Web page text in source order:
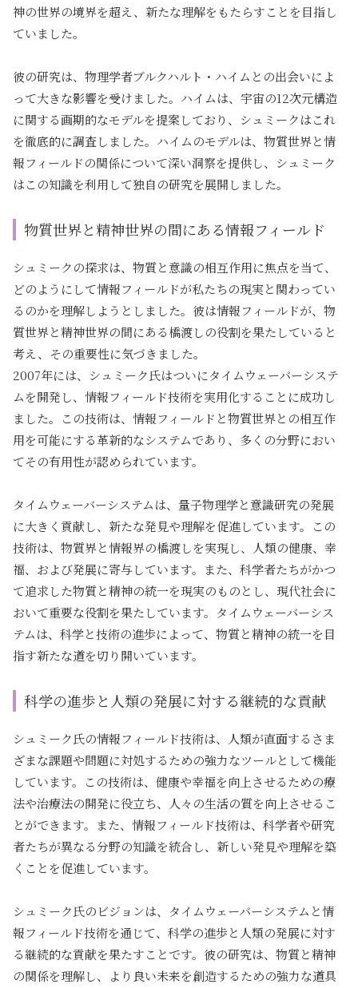
神の世界の境界を超え、新たな理解をもたらすことを目指し
ていました。
彼の研究は、物理学者ブルクハルト・ハイムとの出会いによ
って大きな影響を受けました。ハイムは、宇宙の12次元構造
に関する画期的なモデルを提案しており、シュミークはこれ
を徹底的に調査しました。ハイムのモデルは、物質世界と情
報フィールドの関係について深い洞察を提供し、シュミーク
はこの知識を利用して独自の研究を展開しました。
物質世界と精神世界の間にある情報フィールド
シュミークの探求は、物質と意識の相互作用に焦点を当て、
どのようにして情報フィールドが私たちの現実と関わってい
るのかを理解しようとしました。彼は情報フィールドが、物
質世界と精神世界の間にある橋渡しの役割を果たしていると
考え、その重要性に気づきました。
2007年には、シュミーク氏はついにタイムウェーバーシステ
ムを開発し、情報フィールド技術を実用化することに成功し
ました。この技術は、情報フィールドと物質世界との相互作
用を可能にする革新的なシステムであり、多くの分野におい
てその有用性が認められています。
タイムウェーバーシステムは、量子物理学と意識研究の発展
に大きく貢献し、新たな発見や理解を促進しています。この
技術は、物質界と情報界の橋渡しを実現し、人類の健康、幸
福、および発展に寄与しています。また、科学者たちがかつ
て追求した物質と精神の統一を現実のものとし、現代社会に
おいて重要な役割を果たしています。タイムウェーバーシス
テムは、科学と技術の進歩によって、物質と精神の統一を目
指す新たな道を切り開いています。
科学の進歩と人類の発展に対する継続的な貢献
シュミーク氏の情報フィールド技術は、人類が直面するさま
ざまな課題や問題に対処するための強力なツールとして機能
しています。この技術は、健康や幸福を向上させるための療
法や治療法の開発に役立ち、人々の生活の質を向上させるこ
とができます。また、情報フィールド技術は、科学者や研究
者たちが異なる分野の知識を統合し、新しい発見や理解を築
くことを促進しています。
シュミーク氏のビジョンは、タイムウェーバーシステムと情
報フィールド技術を通じて、科学の進歩と人類の発展に対す
る継続的な貢献を果たすことです。彼の研究は、物質と精神
の関係を理解し、より良い未来を創造するための強力な道具